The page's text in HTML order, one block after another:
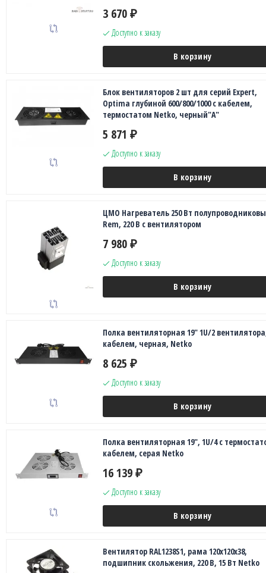
3 670 ₽
Доступно к заказу
В корзину
Блок вентиляторов 2 шт для серий Expert,
Optima глубиной 600/800/1000 с кабелем,
термостатом Netko, черный"А"
5 871 ₽
Доступно к заказу
В корзину
ЦМО Нагреватель 250 Вт
Rem, 220 В с вентилятором
7 980 ₽
Доступно к заказу
В корзину
Полка вентиляторная 19" 1U/2
кабелем, черная, Netko
8 625 ₽
Доступно к заказу
В корзину
Полка вентиляторная 19", 1U/4 с
кабелем, серая Netko
16 139 ₽
Доступно к заказу
В корзину
Вентилятор RAL1238S1, рама 120х120х38,
подшипник скольжения, 220 В, 15 Вт Netko